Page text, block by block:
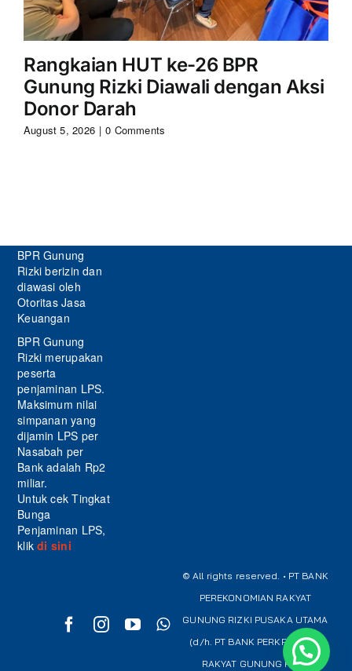
Rangkaian HUT ke-26 BPR
Gunung Rizki Diawali dengan Aksi
Donor Darah
August 5, 2026 | 0 Comments
BPR Gunung
Rizki berizin dan
diawasi oleh
Otoritas Jasa
Keuangan
BPR Gunung
Rizki merupakan
peserta
penjaminan LPS.
Maksimum nilai
simpanan yang
dijamin LPS per
Nasabah per
Bank adalah Rp2
miliar.
Untuk cek Tingkat
Bunga
Penjaminan LPS,
klik di sini
© All rights reserved. • PT BANK
PEREKONOMIAN RAKYAT
GUNUNG RIZKI PUSAKA UTAMA
(d/h. PT BANK PERKREDITAN
RAKYAT GUNUNG RIZKI